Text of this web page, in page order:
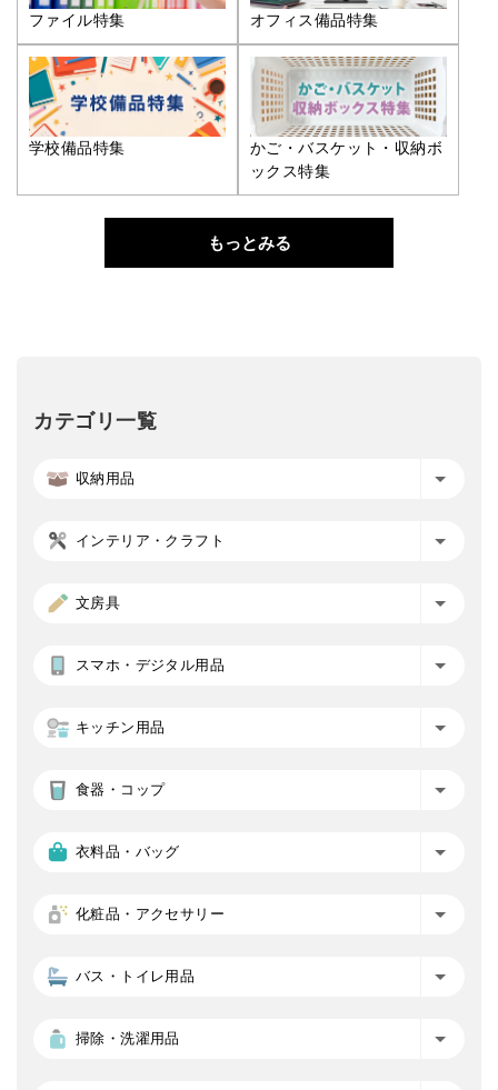
ファイル特集 オフィス備品特集
学校備品特集
かご・バスケット・収納ボ
ックス特集
もっとみる
カテゴリ一覧
収納用品
インテリア・クラフト
文房具
スマホ・デジタル用品
キッチン用品
食器・コップ
衣料品・バッグ
化粧品・アクセサリー
バス・トイレ用品
掃除・洗濯用品